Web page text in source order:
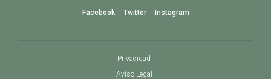
Facebook Twitter Instagram
Privacidad
Aviso Legal